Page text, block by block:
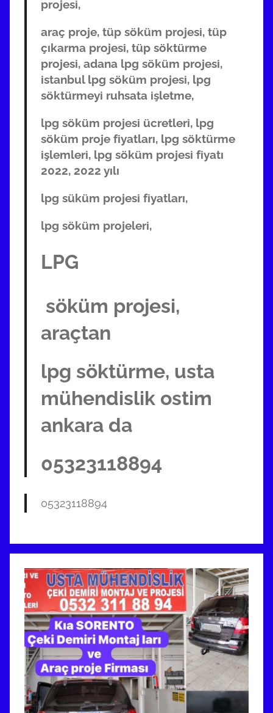
projesi,
araç proje, tüp söküm projesi, tüp
çıkarma projesi, tüp söktürme
projesi, adana lpg söküm projesi,
istanbul lpg söküm projesi, lpg
söktürmeyi ruhsata işletme,
lpg söküm projesi ücretleri, lpg
söküm proje fiyatları, lpg söktürme
işlemleri, lpg söküm projesi fiyatı
2022, 2022 yılı
lpg süküm projesi fiyatları,
lpg söküm projeleri,
LPG
söküm projesi,
araçtan
lpg söktürme, usta
mühendislik ostim
ankara da
05323118894
05323118894